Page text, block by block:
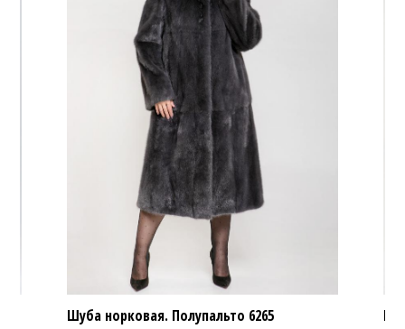
Шуба норковая. Полупальто 6265